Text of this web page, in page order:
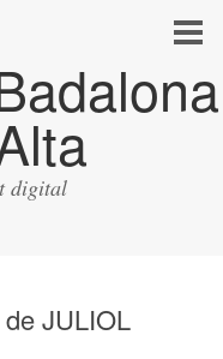
digital
JULIOL